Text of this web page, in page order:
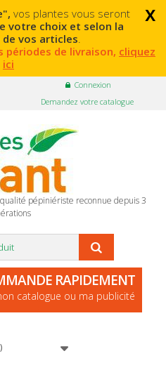
x
vos plantes vous seront
votre choix et selon la
vos articles.
périodes de livraison, cliquez
ici
Connexion
Demandez votre catalogue
pépiniériste reconnue depuis 3
RAPIDEMENT
catalogue ou ma publicité